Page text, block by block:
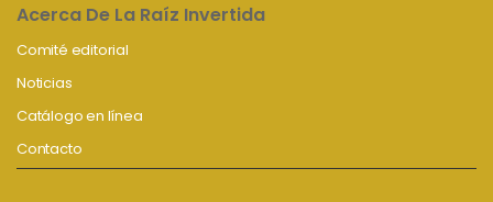
Acerca De La Raíz Invertida
Comité editorial
Noticias
Catálogo en línea
Contacto